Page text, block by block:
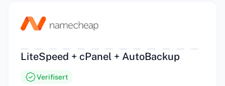
LiteSpeed + cPanel + AutoBackup
Verifisert